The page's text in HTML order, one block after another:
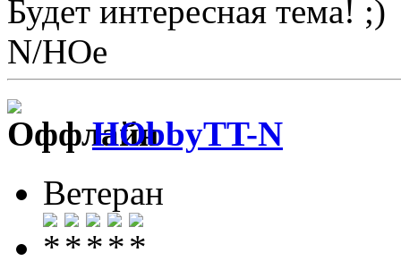
Будет интересная тема!
N/НОе
HObbyTT-N
Ветеран